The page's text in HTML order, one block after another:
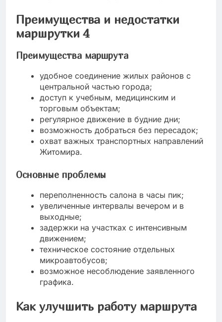
Преимущества и недостатки
маршрутки 4
Преимущества маршрута
удобное соединение жилых районов с
центральной частью города;
доступ к учебным, медицинским и
торговым объектам;
регулярное движение в будние дни;
возможность добраться без пересадок;
охват важных транспортных направлений
Житомира.
Основные проблемы
переполненность салона в часы пик;
увеличенные интервалы вечером и в
выходные;
задержки на участках с интенсивным
движением;
техническое состояние отдельных
микроавтобусов;
возможное несоблюдение заявленного
графика.
Как улучшить работу маршрута